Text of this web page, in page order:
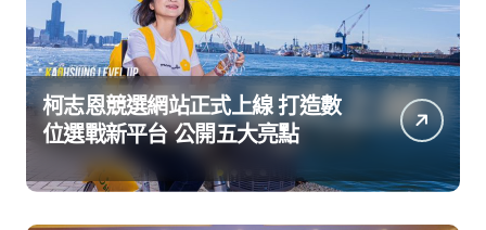
柯志恩競選網站正式上線 打造數
位選戰新平台 公開五大亮點